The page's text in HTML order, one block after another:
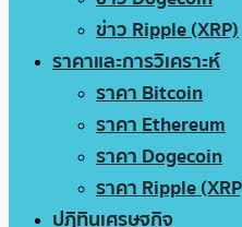
ข่าว Ripple (XRP)
ราคาและการวิเคราะห์
ราคา Bitcoin
ราคา Ethereum
ราคา Dogecoin
ราคา Ripple
ปฏิทินเศรษฐกิจ